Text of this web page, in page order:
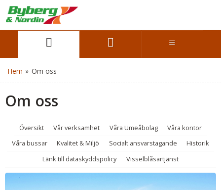
Hem » Om oss
Om oss
Översikt Vår verksamhet Våra Umeåbolag
Våra kontor
Våra bussar
Kvalitet & Miljö Socialt ansvarstagande
Historik
Länk till dataskyddspolicy
Visselblåsartjänst